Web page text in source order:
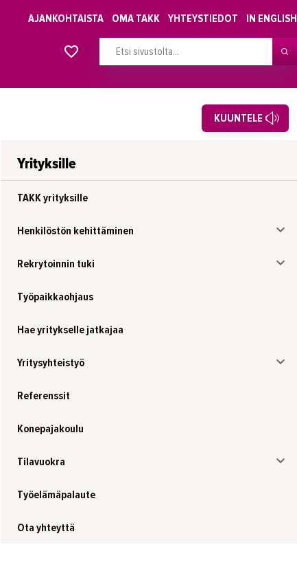
AJANKOHTAISTA OMA TAKK YHTEYSTIEDOT IN ENGLISH
KUUNTELE
Yrityksille
TAKK yrityksille
Henkilöstön kehittäminen
Rekrytoinnin tuki
Työpaikkaohjaus
Hae yritykselle jatkajaa
Yritysyhteistyö
Referenssit
Konepajakoulu
Tilavuokra
Työelämäpalaute
Ota yhteyttä
Alkavat koulutukset osiosta